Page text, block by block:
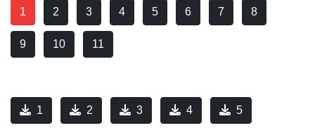
1 2 3 4 5 6 7 8
9 10 11
1 2 3 4 5